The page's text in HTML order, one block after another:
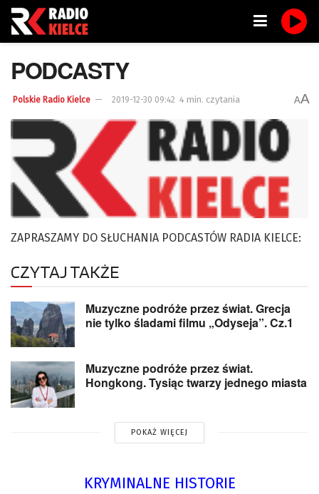
PODCASTY
Polskie Radio Kielce 2019-12-30 09:42 4 min. czytania AA
ZAPRASZAMY DO SŁUCHANIA PODCASTÓW RADIA KIELCE:
CZYTAJ TAKŻE
Muzyczne podróże przez świat. Grecja
nie tylko śladami filmu „Odyseja”. Cz.1
Muzyczne podróże przez świat.
Hongkong. Tysiąc twarzy jednego miasta
POKAŻ WIĘCEJ
KRYMINALNE HISTORIE